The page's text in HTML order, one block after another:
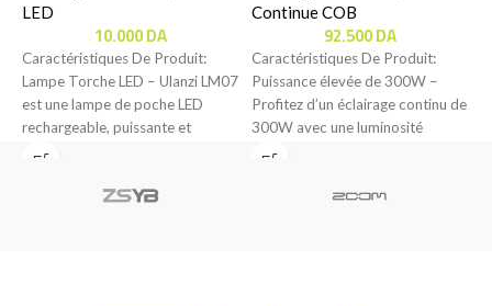
LED
10.000DA
Caractéristiques De Produit:
Lampe Torche LED – Ulanzi LM07
est une lampe de poche LED
rechargeable, puissante et
portable en
Continue COB
92.500DA
Caractéristiques De Produit:
Puissance élevée de 300W –
Profitez d’un éclairage continu de
300W avec une luminosité
réglable de 0